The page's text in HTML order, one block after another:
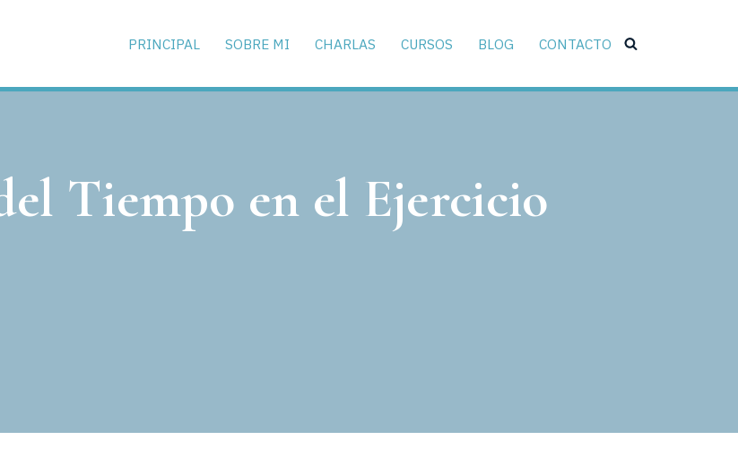
PRINCIPAL SOBRE MI CHARLAS CURSOS BLOG CONTACTO
Tiempo en el Ejercicio